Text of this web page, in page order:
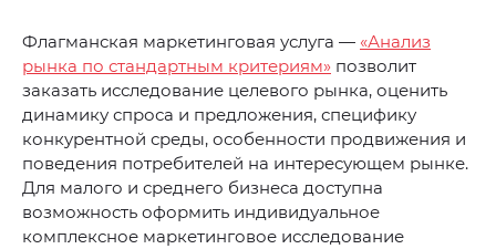
Флагманская маркетинговая услуга — «Анализ
рынка по стандартным критериям» позволит
заказать исследование целевого рынка, оценить
динамику спроса и предложения, специфику
конкурентной среды, особенности продвижения и
поведения потребителей на интересующем рынке.
Для малого и среднего бизнеса доступна
возможность оформить индивидуальное
комплексное маркетинговое исследование